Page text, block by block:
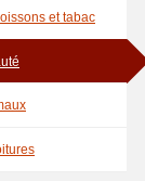
et tabac